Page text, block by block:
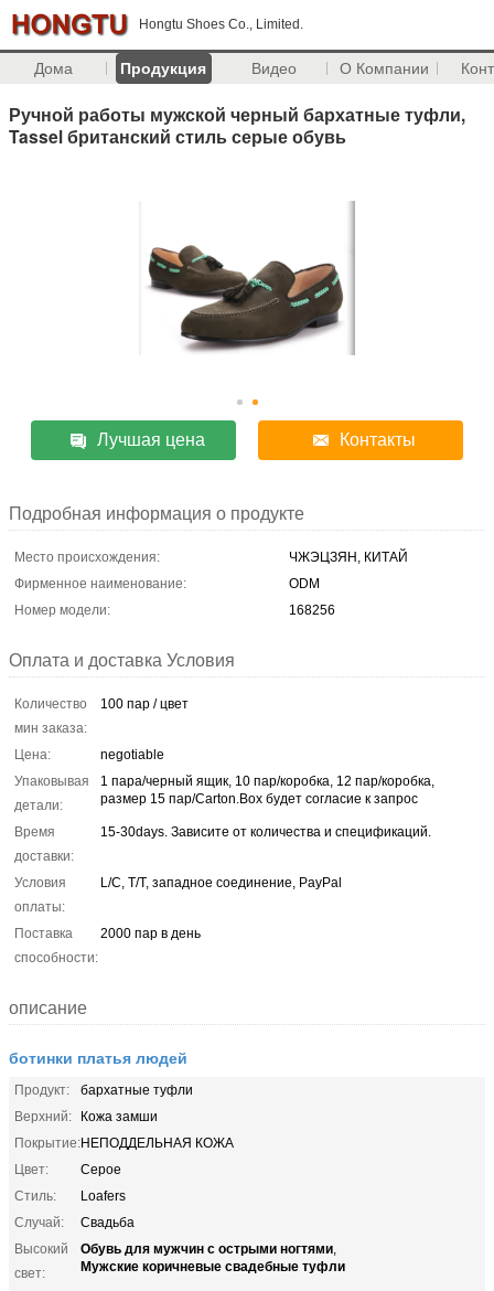
Hongtu Shoes Co., Limited.
Дома Продукция Видео О Компании
Ручной работы мужской черный бархатные туфли,
Tassel британский стиль серые обувь
Лучшая цена Контакты
Подробная информация о продукте
Место происхождения:
ЧЖЭЦЗЯН, КИТАЙ
Фирменное наименование:
ODM
Номер модели:
168256
Оплата и доставка Условия
Количество
мин заказа:
100 пар / цвет
Цена:
negotiable
Упаковывая
детали:
1 пара/черный ящик, 10 пар/коробка, 12 пар/коробка,
размер 15 пар/Carton.Box будет согласие к запрос
Время
доставки:
15-30days. Зависите от количества и спецификаций.
Условия
оплаты:
L/C, T/T, западное соединение, PayPal
Поставка
способности:
2000 пар в день
описание
ботинки платья людей
Продукт:
бархатные туфли
Верхний:
Кожа замши
Покрытие:НЕПОДДЕЛЬНАЯ КОЖА
Цвет:
Серое
Стиль:
Loafers
Случай:
Свадьба
Высокий
свет:
Обувь для мужчин с острыми ногтями,
Мужские коричневые свадебные туфли